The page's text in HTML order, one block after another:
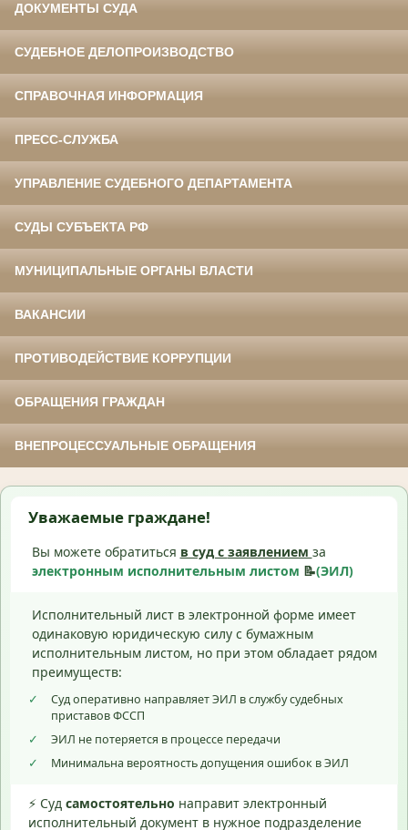
ДОКУМЕНТЫ СУДА
СУДЕБНОЕ ДЕЛОПРОИЗВОДСТВО
СПРАВОЧНАЯ ИНФОРМАЦИЯ
ПРЕСС-СЛУЖБА
УПРАВЛЕНИЕ СУДЕБНОГО ДЕПАРТАМЕНТА
СУДЫ СУБЪЕКТА РФ
МУНИЦИПАЛЬНЫЕ ОРГАНЫ ВЛАСТИ
ВАКАНСИИ
ПРОТИВОДЕЙСТВИЕ КОРРУПЦИИ
ОБРАЩЕНИЯ ГРАЖДАН
ВНЕПРОЦЕССУАЛЬНЫЕ ОБРАЩЕНИЯ
Уважаемые граждане!
Вы можете обратиться в суд с заявлением за
электронным исполнительным листом 📝(ЭИЛ)
Исполнительный лист в электронной форме имеет
одинаковую юридическую силу с бумажным
исполнительным листом, но при этом обладает рядом
преимуществ:
✓
Суд оперативно направляет ЭИЛ в службу судебных
приставов ФССП
✓
ЭИЛ не потеряется в процессе передачи
✓
Минимальна вероятность допущения ошибок в ЭИЛ
⚡ Суд самостоятельно направит электронный
исполнительный документ в нужное подразделение